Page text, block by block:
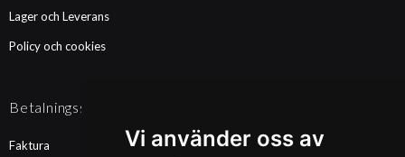
Vi använder oss av
Lager och Leverans
Policy och cookies
Betalningssätt
Faktura